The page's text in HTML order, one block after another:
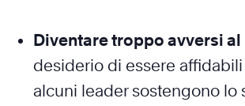
Diventare troppo avversi
desiderio di essere affidabili
alcuni leader sostengono lo